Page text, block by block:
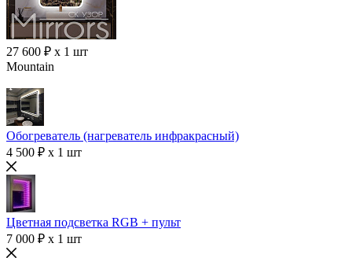
27 600 ₽ x 1 шт
Mountain
Обогреватель (нагреватель инфракрасный)
4 500 ₽ x 1 шт
Цветная подсветка RGB + пульт
7 000 ₽ x 1 шт